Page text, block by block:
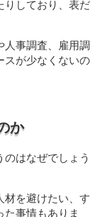
りしており、表だ
人事調査、雇用調
スが少なくないの
か
はなぜでしょう
材を避けたい、す
た事情もありま